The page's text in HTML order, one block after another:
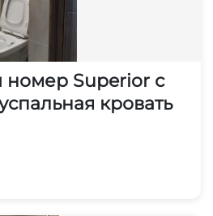
номер Superior с
кровать